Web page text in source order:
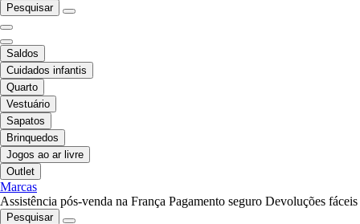
Pesquisar
Saldos
Cuidados infantis
Quarto
Vestuário
Sapatos
Brinquedos
Jogos ao ar livre
Outlet
Marcas
Assistência pós-venda na França Pagamento seguro Devoluções fáceis
Pesquisar